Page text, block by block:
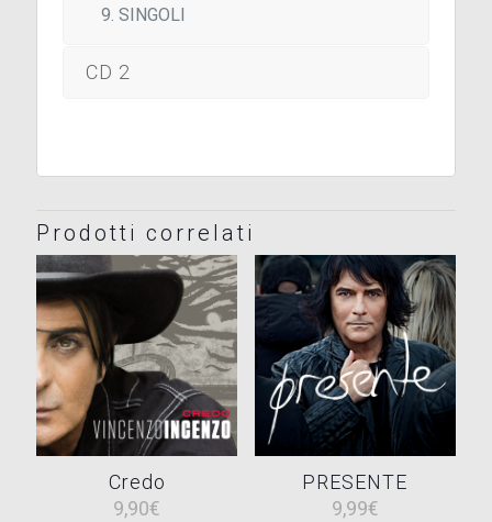
SINGOLI
CD 2
Prodotti correlati
Credo
9,90€
PRESENTE
9,99€